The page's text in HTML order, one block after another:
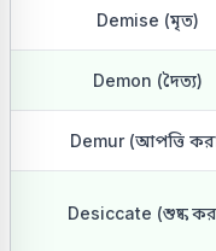
Demise (মৃত)
Demon (দৈত্য)
Demur (আপত্তি
Desiccate (শুষ্ক